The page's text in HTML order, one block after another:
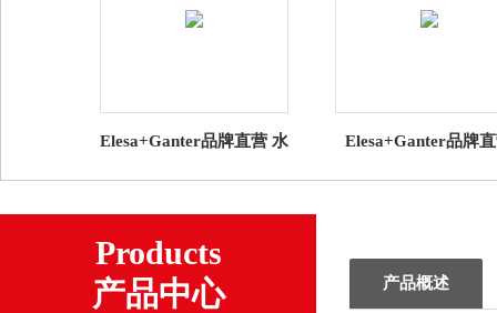
Elesa+Ganter品牌直营 水
脚 带橡胶垫（1）
Elesa+Ganter品牌
CKE 的折叠 钥匙批
Products
产品中心
产品概述